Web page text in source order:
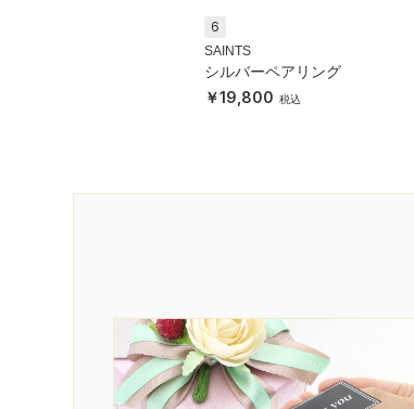
6
SAINTS
シルバーペアリング
19,800